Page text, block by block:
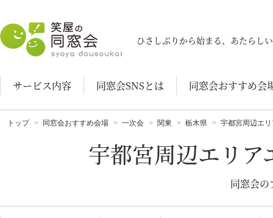
笑屋の同窓会
ひさしぶりから始まる、あたらし
サービス内容 同窓会SNSとは 同窓会おすすめ会
トップ 同窓会おすすめ会場 一次会 関東 栃木県 宇都宮周辺エ
宇都宮周辺エリ
同窓会の